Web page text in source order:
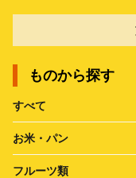
ものから探す
すべて
お米・パン
フルーツ類